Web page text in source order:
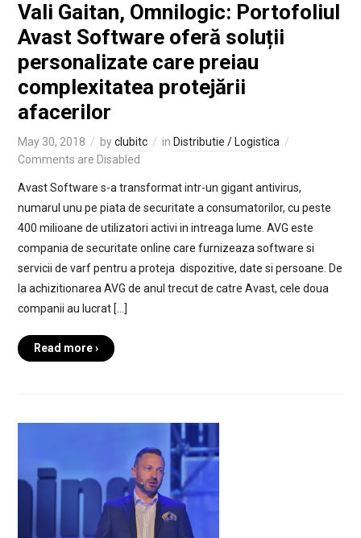
Vali Gaitan, Omnilogic: Portofoliul
Avast Software oferă soluții
personalizate care preiau
complexitatea protejării
afacerilor
May 30, 2018 byclubitc in Distributie / Logistica
Comments are Disabled
Avast Software s-a transformat intr-un gigant antivirus,
numarul unu pe piata de securitate a consumatorilor, cu peste
400 milioane de utilizatori activi in intreaga lume. AVG este
compania de securitate online care furnizeaza software si
servicii de varf pentru a proteja dispozitive, date si persoane. De
la achizitionarea AVG de anul trecut de catre Avast, cele doua
companii au lucrat […]
Read more ›